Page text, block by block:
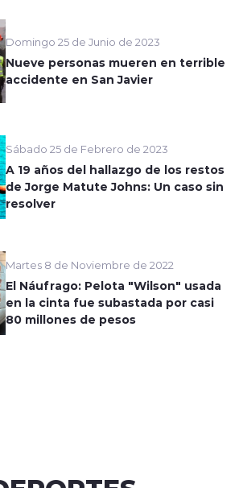
Domingo 25 de Junio de 2023
Nueve personas mueren en terrible
accidente en San Javier
Sábado 25 de Febrero de 2023
A 19 años del hallazgo de los restos
de Jorge Matute Johns: Un caso sin
resolver
Martes 8 de Noviembre de 2022
El Náufrago: Pelota "Wilson" usada
en la cinta fue subastada por casi
80 millones de pesos